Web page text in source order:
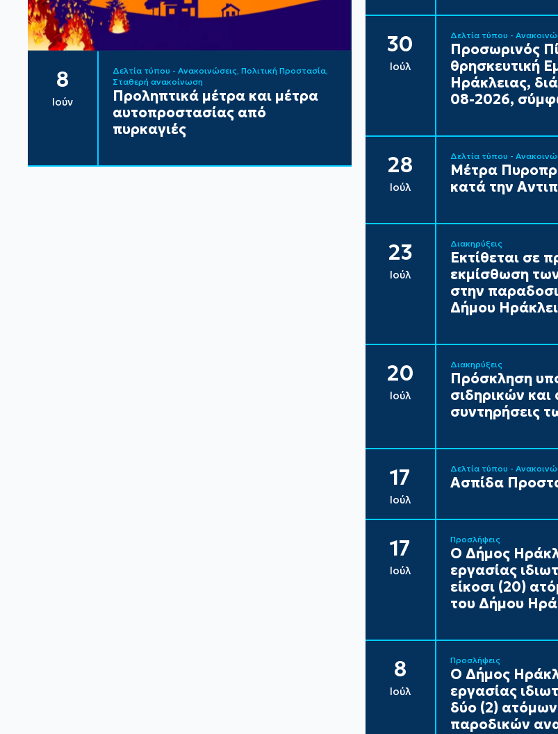
8
Ιούν
Δελτία τύπου - Ανακοινώσεις Πολιτική Προστασία
Σταθερή ανακοίνωση
Προληπτικά μέτρα και μέτρα
αυτοπροστασίας από
πυρκαγιές
30
Ιούλ
Δελτία τύπου -
Προσωρινός
θρησκευτική
Ηράκλειας,
08-2026,
28
Ιούλ
Δελτία τύπου -
Μέτρα
κατά την
23
Ιούλ
Διακηρύξεις
Εκτίθεται σε
εκμίσθωση
στην
Δήμου
20
Ιούλ
Διακηρύξεις
Πρόσκληση
σιδηρικών
συντηρήσεις
17
Ιούλ
Δελτία τύπου -
Ασπίδα
17
Ιούλ
Προσλήψεις
Ο Δήμος
εργασίας
είκοσι (20)
του Δήμου
8
Ιούλ
Προσλήψεις
Ο Δήμος
εργασίας
δύο (2)
παροδικών